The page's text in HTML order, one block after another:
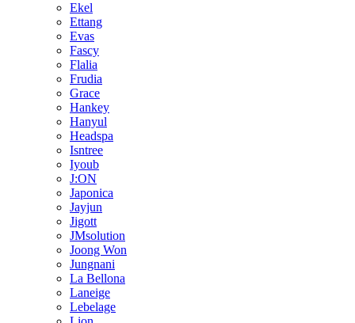
Ekel
Ettang
Evas
Fascy
Flalia
Frudia
Grace
Hankey
Hanyul
Headspa
Isntree
Iyoub
J:ON
Japonica
Jayjun
Jigott
JMsolution
Joong Won
Jungnani
La Bellona
Laneige
Lebelage